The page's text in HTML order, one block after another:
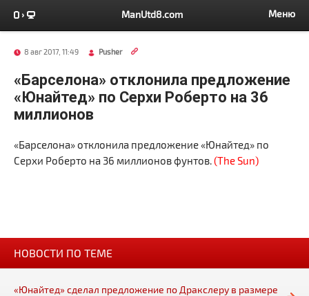
ManUtd8.com Меню
8 авг 2017, 11:49 Pusher
«Барселона» отклонила предложение
«Юнайтед» по Серхи Роберто на 36
миллионов
«Барселона» отклонила предложение «Юнайтед» по
Серхи Роберто на 36 миллионов фунтов.(The Sun)
НОВОСТИ ПО ТЕМЕ
«Юнайтед» сделал предложение по Дракслеру в размере